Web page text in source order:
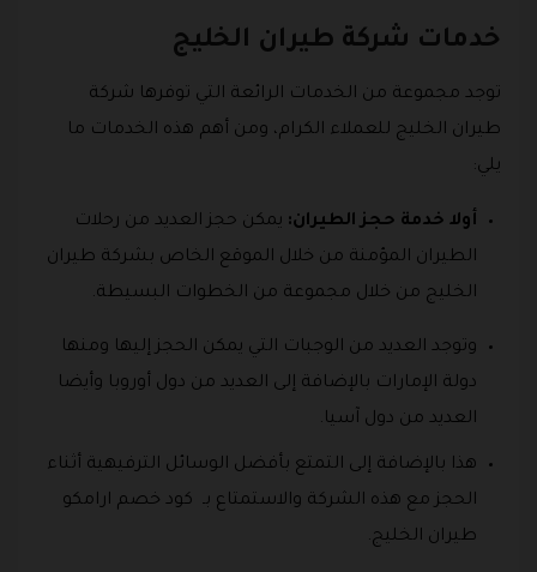
خدمات شركة طيران الخليج
توجد مجموعة من الخدمات الرائعة التي توفرها شركة
طيران الخليج للعملاء الكرام، ومن أهم هذه الخدمات ما
يلي:
أولا خدمة حجز الطيران: يمكن حجز العديد من رحلات
الطيران المؤمنة من خلال الموقع الخاص بشركة طيران
الخليج من خلال مجموعة من الخطوات البسيطة.
وتوجد العديد من الوجبات التي يمكن الحجز إليها ومنها
دولة الإمارات بالإضافة إلى العديد من دول أوروبا وأيضا
العديد من دول آسيا.
هذا بالإضافة إلى التمتع بأفضل الوسائل الترفيهية أثناء
الحجز مع هذه الشركة والاستمتاع بـ كود خصم ارامكو
طيران الخليج.